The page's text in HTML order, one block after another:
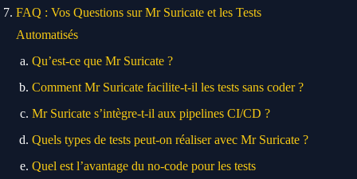
FAQ : Vos Questions sur Mr Suricate et les Tests
Automatisés
Qu’est-ce que Mr Suricate ?
Comment Mr Suricate facilite-t-il les tests sans coder ?
Mr Suricate s’intègre-t-il aux pipelines CI/CD ?
Quels types de tests peut-on réaliser avec Mr Suricate ?
Quel est l’avantage du no-code pour les tests